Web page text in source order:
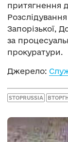
притягнення
Запорізької,
за
прокуратури.
Джерело:
STOPRUSSIA